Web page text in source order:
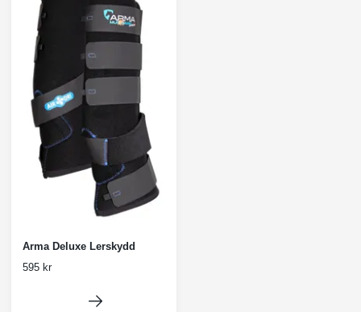
Arma Deluxe Lerskydd
595 kr